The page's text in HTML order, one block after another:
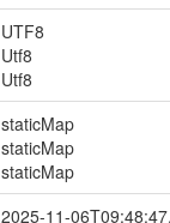
UTF8
Utf8
Utf8
staticMap
staticMap
staticMap
2025-11-